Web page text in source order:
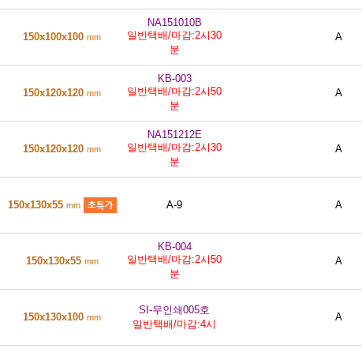
150x100x100 mm
NA151010B
일반택배/마감:2시30
분
A
150x120x120 mm
KB-003
일반택배/마감:2시50
분
A
150x120x120 mm
NA151212E
일반택배/마감:2시30
분
A
150x130x55 mm A-9 A
150x130x55 mm
KB-004
일반택배/마감:2시50
분
A
150x130x100 mm
SI-무인쇄005호
일반택배/마감:4시
A